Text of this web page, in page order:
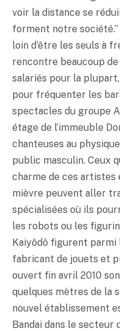
voir la distance se
forment notre société.”
loin d’être les seuls à
rencontre beaucoup
salariés pour la
pour fréquenter les
spectacles du groupe
étage de l’immeuble
chanteuses au
public masculin. Ceux
charme de ces artistes
mièvre peuvent aller
spécialisées où ils
les robots ou les
Kaiyôdô figurent parmi
fabricant de jouets et
ouvert fin avril 2010
quelques mètres de la
nouvel établissement
Bandai dans le secteur